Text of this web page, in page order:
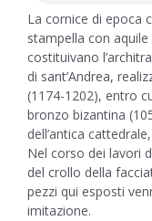
La cornice di epoca
stampella con
costituivano
di sant’Andrea,
(1174-1202), entro
bronzo bizantina
dell’antica
Nel corso dei lavori
del crollo della
pezzi qui esposti
imitazione.